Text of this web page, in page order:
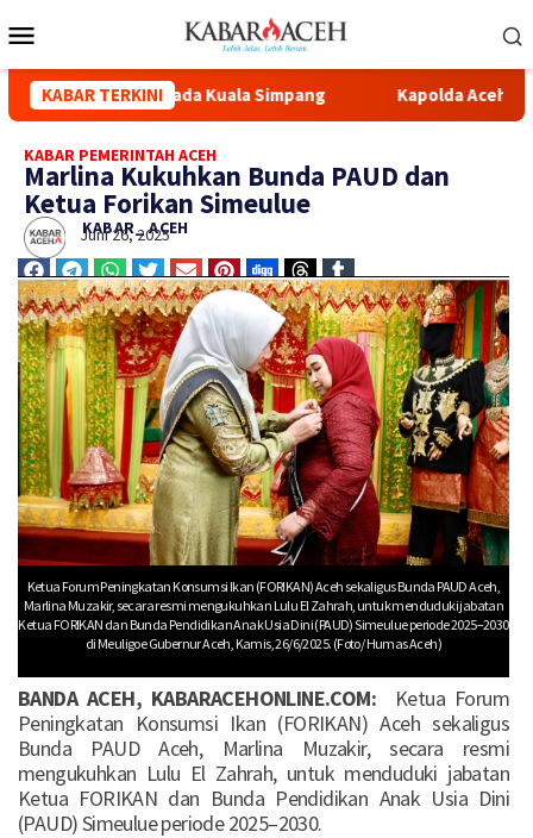
KABAR TERKINI
Masjid Syuhada Kuala Simpang Kapolda Aceh
KABAR PEMERINTAH ACEH
Marlina Kukuhkan Bunda PAUD dan
Ketua Forikan Simeulue
KABAR_ ACEH
Juni 26, 2025
Ketua Forum Peningkatan Konsumsi Ikan (FORIKAN) Aceh sekaligus Bunda PAUD Aceh,
Marlina Muzakir, secara resmi mengukuhkan Lulu El Zahrah, untuk menduduki jabatan
Ketua FORIKAN dan Bunda Pendidikan Anak Usia Dini (PAUD) Simeulue periode 2025–2030
di Meuligoe Gubernur Aceh, Kamis, 26/6/2025. (Foto/ Humas Aceh)
BANDA ACEH, KABARACEHONLINE.COM:
Ketua Forum
Peningkatan Konsumsi Ikan (FORIKAN) Aceh sekaligus
Bunda PAUD Aceh, Marlina Muzakir, secara resmi
mengukuhkan Lulu El Zahrah, untuk menduduki jabatan
Ketua FORIKAN dan Bunda Pendidikan Anak Usia Dini
(PAUD) Simeulue periode 2025–2030.